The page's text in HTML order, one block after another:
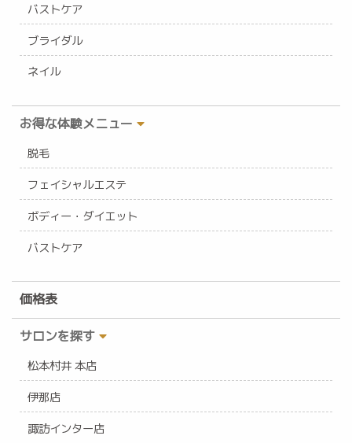
バストケア
ブライダル
ネイル
お得な体験メニュー
脱毛
フェイシャルエステ
ボディー・ダイエット
バストケア
価格表
サロンを探す
松本村井 本店
伊那店
諏訪インター店